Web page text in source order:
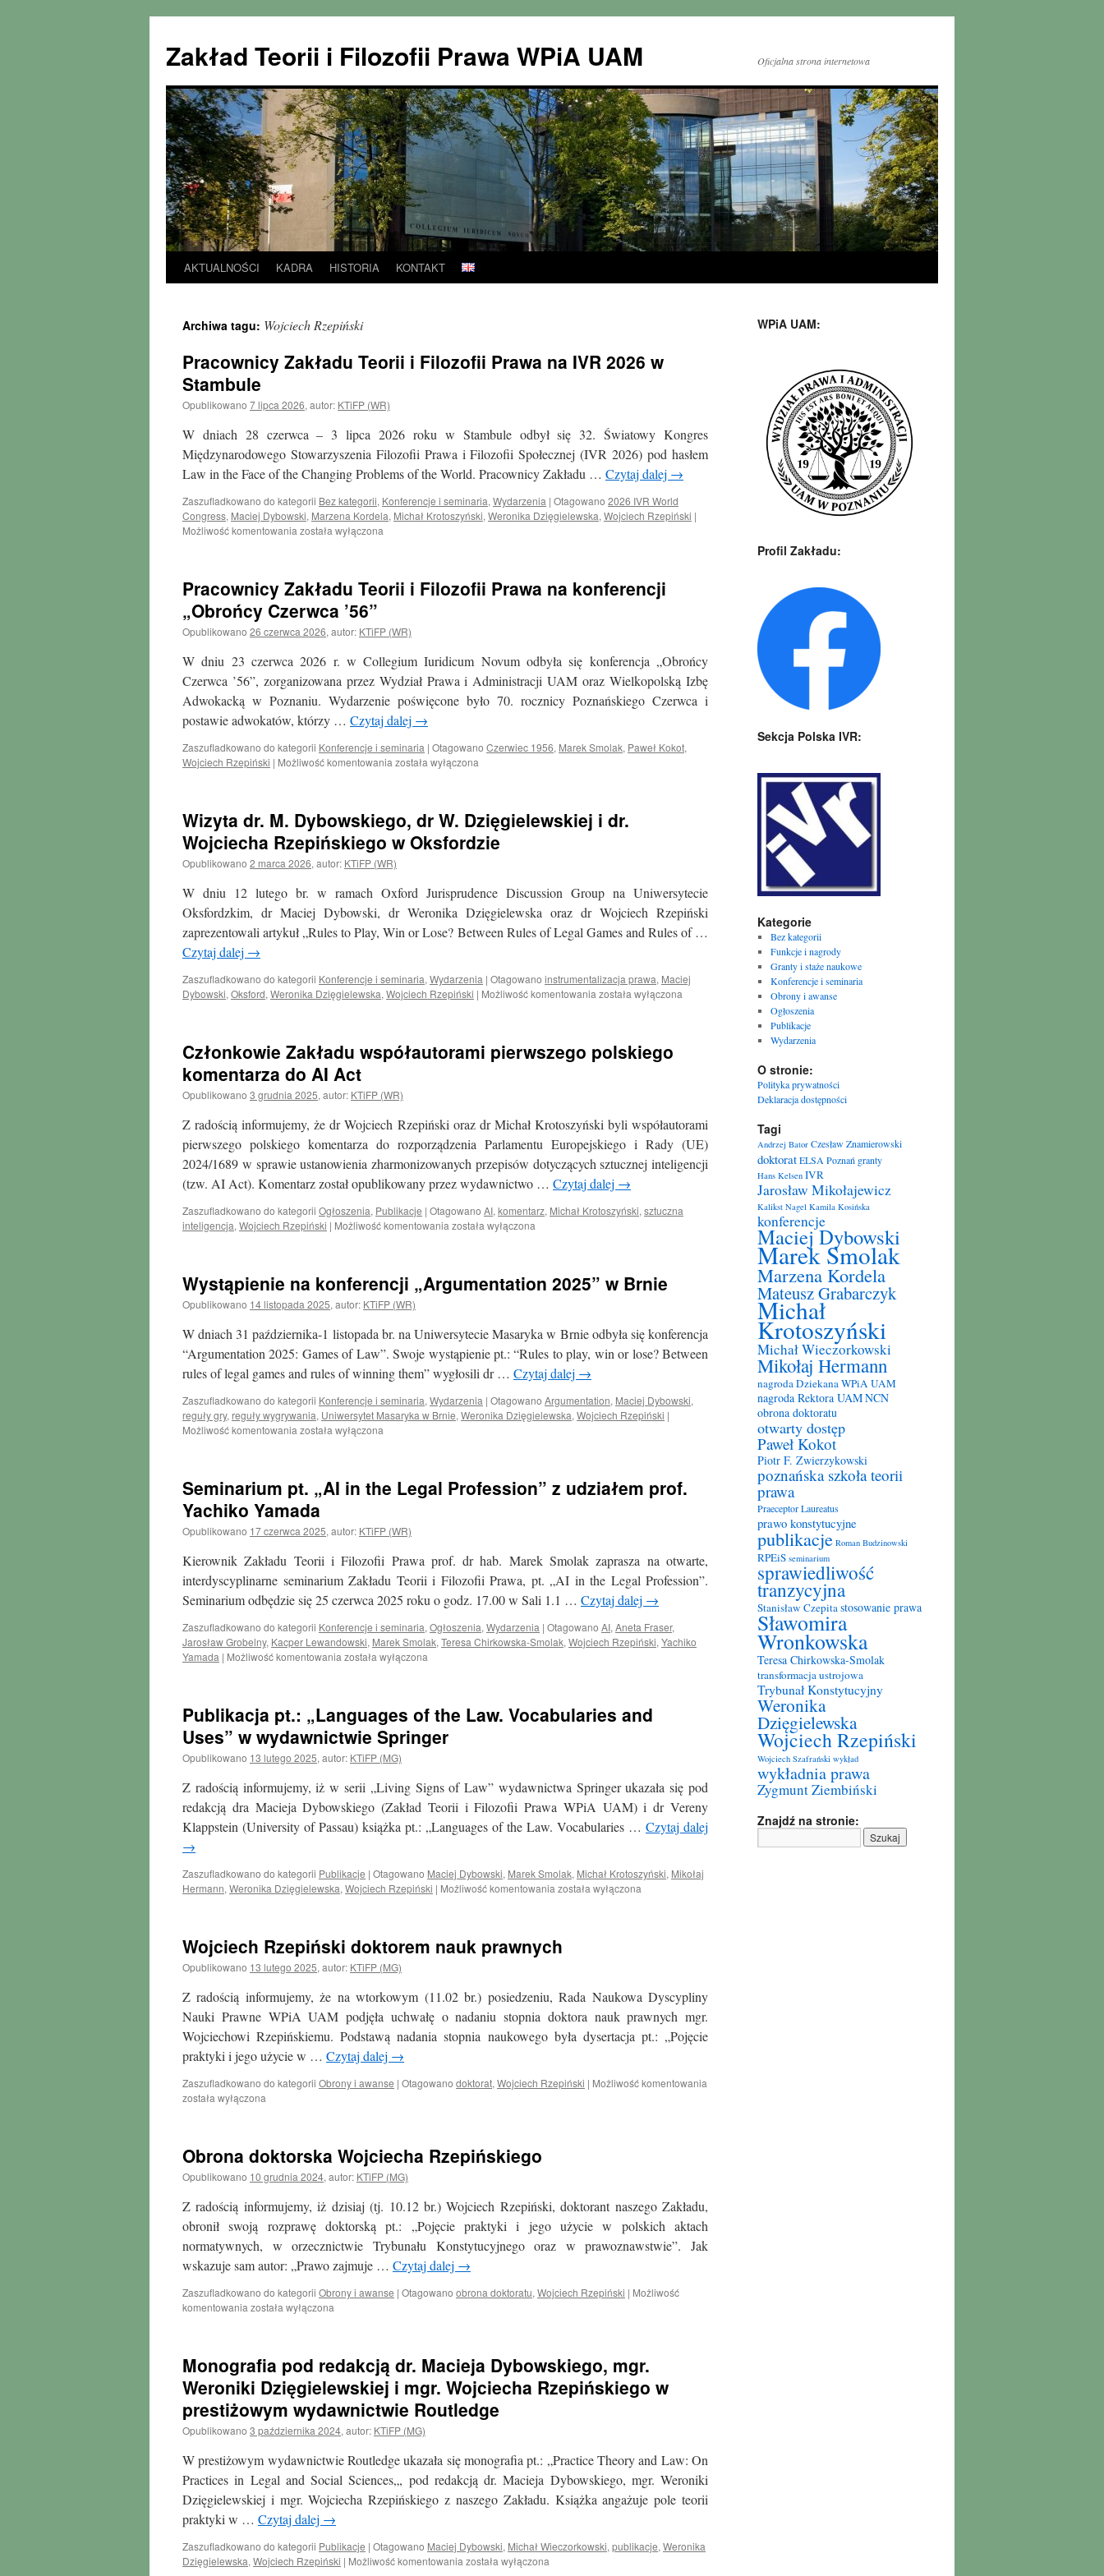
Zakład Teorii i Filozofii Prawa WPiA UAM Oficjalna strona internetowa
Przejdź
treści
AKTUALNOŚCI KADRA HISTORIA KONTAKT
Archiwa tagu: Wojciech Rzepiński
Pracownicy Zakładu Teorii i Filozofii Prawa na IVR 2026 w
Stambule
Opublikowano 7 lipca 2026, autor: KTiFP (WR)
W dniach 28 czerwca – 3 lipca 2026 roku w Stambule odbył się 32. Światowy Kongres
Międzynarodowego Stowarzyszenia Filozofii Prawa i Filozofii Społecznej (IVR 2026) pod hasłem
Law in the Face of the Changing Problems of the World. Pracownicy Zakładu … Czytaj dalej →
Zaszufladkowano do kategorii Bez kategorii, Konferencje i seminaria, Wydarzenia | Otagowano 2026 IVR World
Congress, Maciej Dybowski, Marzena Kordela, Michał Krotoszyński, Weronika Dzięgielewska, Wojciech Rzepiński |
Możliwość komentowania Pracownicy
Filozofii
na
IVR
w
Stambule
została wyłączona
Pracownicy Zakładu Teorii i Filozofii Prawa na konferencji
„Obrońcy Czerwca ’56”
Opublikowano 26 czerwca 2026, autor: KTiFP (WR)
W dniu 23 czerwca 2026 r. w Collegium Iuridicum Novum odbyła się konferencja „Obrońcy
Czerwca ’56”, zorganizowana przez Wydział Prawa i Administracji UAM oraz Wielkopolską Izbę
Adwokacką w Poznaniu. Wydarzenie poświęcone było 70. rocznicy Poznańskiego Czerwca i
postawie adwokatów, którzy … Czytaj dalej →
Zaszufladkowano do kategorii Konferencje i seminaria | Otagowano Czerwiec 1956, Marek Smolak, Paweł Kokot,
Wojciech Rzepiński | Możliwość komentowania Pracownicy
Filozofii
Prawa
na
konferencji
Czerwca
’56”
została wyłączona
Wizyta dr. M. Dybowskiego, dr W. Dzięgielewskiej i dr.
Wojciecha Rzepińskiego w Oksfordzie
Opublikowano 2 marca 2026, autor: KTiFP (WR)
W dniu 12 lutego br. w ramach Oxford Jurisprudence Discussion Group na Uniwersytecie
Oksfordzkim, dr Maciej Dybowski, dr Weronika Dzięgielewska oraz dr Wojciech Rzepiński
zaprezentowali artykuł „Rules to Play, Win or Lose? Between Rules of Legal Games and Rules of …
Czytaj dalej →
Zaszufladkowano do kategorii Konferencje i seminaria, Wydarzenia | Otagowano instrumentalizacja prawa, Maciej
Dybowski, Oksford, Weronika Dzięgielewska, Wojciech Rzepiński | Możliwość komentowania Wizyta
dr
Wojciecha
Rzepińskiego
Oksfordzie
została wyłączona
Członkowie Zakładu współautorami pierwszego polskiego
komentarza do AI Act
Opublikowano 3 grudnia 2025, autor: KTiFP (WR)
Z radością informujemy, że dr Wojciech Rzepiński oraz dr Michał Krotoszyński byli współautorami
pierwszego polskiego komentarza do rozporządzenia Parlamentu Europejskiego i Rady (UE)
2024/1689 w sprawie ustanowienia zharmonizowanych przepisów dotyczących sztucznej inteligencji
(tzw. AI Act). Komentarz został opublikowany przez wydawnictwo … Czytaj dalej →
Zaszufladkowano do kategorii Ogłoszenia, Publikacje | Otagowano AI, komentarz, Michał Krotoszyński, sztuczna
inteligencja, Wojciech Rzepiński | Możliwość komentowania Członkowie
polskiego
Act
została wyłączona
Wystąpienie na konferencji „Argumentation 2025” w Brnie
Opublikowano 14 listopada 2025, autor: KTiFP (WR)
W dniach 31 października-1 listopada br. na Uniwersytecie Masaryka w Brnie odbyła się konferencja
“Argumentation 2025: Games of Law”. Swoje wystąpienie pt.: “Rules to play, win or lose? Between
rules of legal games and rules of winning them” wygłosili dr … Czytaj dalej →
Zaszufladkowano do kategorii Konferencje i seminaria, Wydarzenia | Otagowano Argumentation, Maciej Dybowski,
reguły gry, reguły wygrywania, Uniwersytet Masaryka w Brnie, Weronika Dzięgielewska, Wojciech Rzepiński |
Możliwość komentowania Wystąpienie
2025”
Brnie
została wyłączona
Seminarium pt. „AI in the Legal Profession” z udziałem prof.
Yachiko Yamada
Opublikowano 17 czerwca 2025, autor: KTiFP (WR)
Kierownik Zakładu Teorii i Filozofii Prawa prof. dr hab. Marek Smolak zaprasza na otwarte,
interdyscyplinarne seminarium Zakładu Teorii i Filozofii Prawa, pt. „AI in the Legal Profession”.
Seminarium odbędzie się 25 czerwca 2025 roku o godz. 17.00 w Sali 1.1 … Czytaj dalej →
Zaszufladkowano do kategorii Konferencje i seminaria, Ogłoszenia, Wydarzenia | Otagowano AI, Aneta Fraser,
Jarosław Grobelny, Kacper Lewandowski, Marek Smolak, Teresa Chirkowska-Smolak, Wojciech Rzepiński, Yachiko
Yamada | Możliwość komentowania Seminarium
the
Legal
Profession”
z
prof.
Yachiko
Yamada
została wyłączona
Publikacja pt.: „Languages of the Law. Vocabularies and
Uses” w wydawnictwie Springer
Opublikowano 13 lutego 2025, autor: KTiFP (MG)
Z radością informujemy, iż w serii „Living Signs of Law” wydawnictwa Springer ukazała się pod
redakcją dra Macieja Dybowskiego (Zakład Teorii i Filozofii Prawa WPiA UAM) i dr Vereny
Klappstein (University of Passau) książka pt.: „Languages of the Law. Vocabularies … Czytaj dalej
→
Zaszufladkowano do kategorii Publikacje | Otagowano Maciej Dybowski, Marek Smolak, Michał Krotoszyński, Mikołaj
Hermann, Weronika Dzięgielewska, Wojciech Rzepiński | Możliwość komentowania Publikacja
the
and
Uses”
w
wydawnictwie
została wyłączona
Wojciech Rzepiński doktorem nauk prawnych
Opublikowano 13 lutego 2025, autor: KTiFP (MG)
Z radością informujemy, że na wtorkowym (11.02 br.) posiedzeniu, Rada Naukowa Dyscypliny
Nauki Prawne WPiA UAM podjęła uchwałę o nadaniu stopnia doktora nauk prawnych mgr.
Wojciechowi Rzepińskiemu. Podstawą nadania stopnia naukowego była dysertacja pt.: „Pojęcie
praktyki i jego użycie w … Czytaj dalej →
Zaszufladkowano do kategorii Obrony i awanse | Otagowano doktorat, Wojciech Rzepiński | Możliwość komentowania
Wojciech
prawnych
została wyłączona
Obrona doktorska Wojciecha Rzepińskiego
Opublikowano 10 grudnia 2024, autor: KTiFP (MG)
Z radością informujemy, iż dzisiaj (tj. 10.12 br.) Wojciech Rzepiński, doktorant naszego Zakładu,
obronił swoją rozprawę doktorską pt.: „Pojęcie praktyki i jego użycie w polskich aktach
normatywnych, w orzecznictwie Trybunału Konstytucyjnego oraz w prawoznawstwie”. Jak
wskazuje sam autor: „Prawo zajmuje … Czytaj dalej →
Zaszufladkowano do kategorii Obrony i awanse | Otagowano obrona doktoratu, Wojciech Rzepiński | Możliwość
komentowania Obrona
została wyłączona
Monografia pod redakcją dr. Macieja Dybowskiego, mgr.
Weroniki Dzięgielewskiej i mgr. Wojciecha Rzepińskiego w
prestiżowym wydawnictwie Routledge
Opublikowano 3 października 2024, autor: KTiFP (MG)
W prestiżowym wydawnictwie Routledge ukazała się monografia pt.: „Practice Theory and Law: On
Practices in Legal and Social Sciences„, pod redakcją dr. Macieja Dybowskiego, mgr. Weroniki
Dzięgielewskiej i mgr. Wojciecha Rzepińskiego z naszego Zakładu. Książka angażuje pole teorii
praktyki w … Czytaj dalej →
Zaszufladkowano do kategorii Publikacje | Otagowano Maciej Dybowski, Michał Wieczorkowski, publikacje, Weronika
Dzięgielewska, Wojciech Rzepiński | Możliwość komentowania Monografia
została wyłączona
WPiA UAM:
Profil Zakładu:
Sekcja Polska IVR:
Kategorie
Bez kategorii
Funkcje i nagrody
Granty i staże naukowe
Konferencje i seminaria
Obrony i awanse
Ogłoszenia
Publikacje
Wydarzenia
O stronie:
Polityka prywatności
Deklaracja dostępności
Tagi
Andrzej Bator Czesław Znamierowski
doktoratELSA Poznań granty
Hans Kelsen IVR
Jarosław Mikołajewicz
Kalikst Nagel Kamila Kosińska
konferencje
Maciej Dybowski
Marek Smolak
Marzena Kordela
Mateusz Grabarczyk
Michał
Krotoszyński
Michał Wieczorkowski
Mikołaj Hermann
nagroda Dziekana WPiA UAM
nagroda Rektora UAMNCN
obrona doktoratu
otwarty dostęp
Paweł Kokot
Piotr F. Zwierzykowski
poznańska szkoła teorii
prawa
Praeceptor Laureatus
prawo konstytucyjne
publikacje Roman Budzinowski
RPEiS seminarium
sprawiedliwość
tranzycyjna
Stanisław Czepitastosowanie prawa
Sławomira
Wronkowska
Teresa Chirkowska-Smolak
transformacja ustrojowa
Trybunał Konstytucyjny
Weronika
Dzięgielewska
Wojciech Rzepiński
Wojciech Szafrański wykład
wykładnia prawa
Zygmunt Ziembiński
Znajdź na stronie: